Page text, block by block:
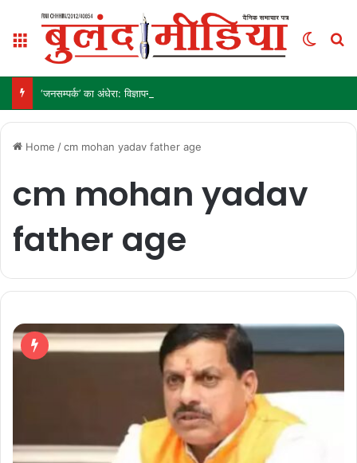
Menu
‘जनसम्पर्क’ का अंधेरा: विज्ञापन अब ‘इनाम’ नहीं, ‘हथियार’ है!
Home /cm mohan yadav father age
cm mohan yadav
father age